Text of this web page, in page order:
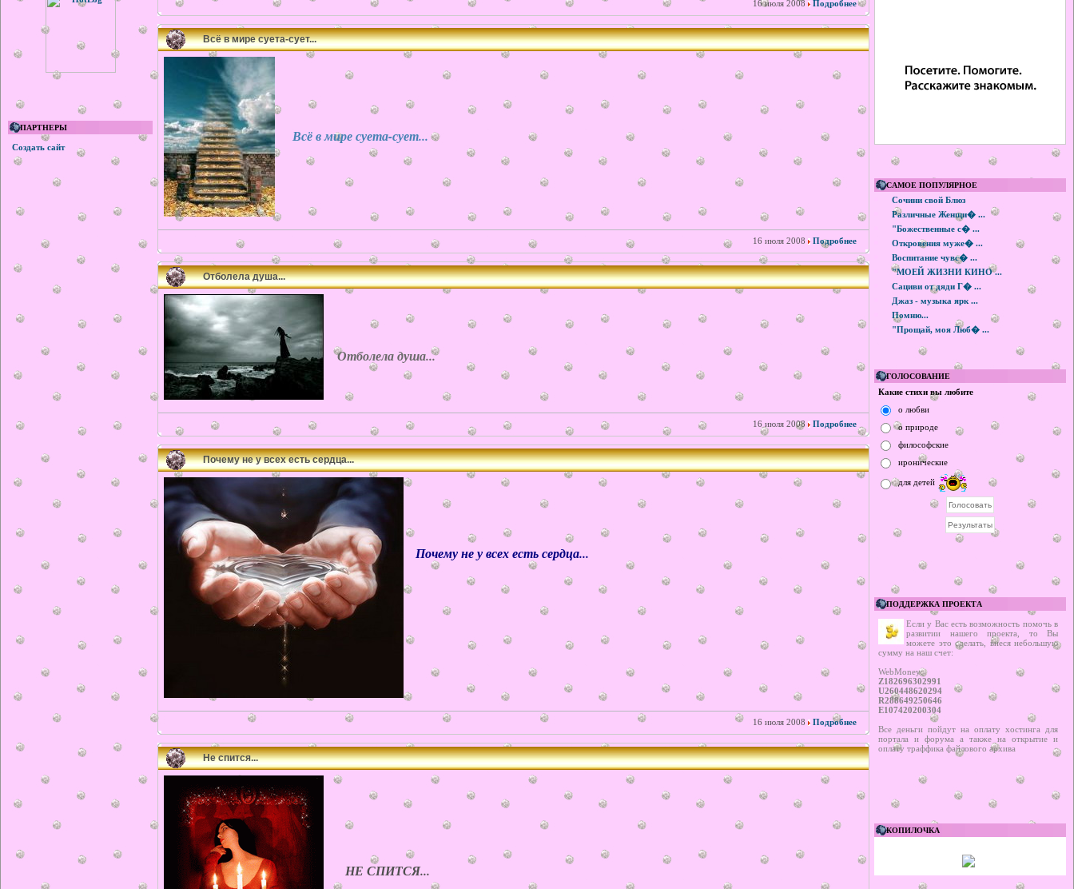
ПАРТНЕРЫ
Создать сайт
16 июля 2008 Подробнее
Всё в мире суета-сует...
Всё в мире суета-сует...
16 июля 2008 Подробнее
Отболела душа...
Отболела душа...
16 июля 2008 Подробнее
Почему не у всех есть сердца...
Почему не у всех есть сердца...
16 июля 2008 Подробнее
Не спится...
НЕ СПИТСЯ...
САМОЕ ПОПУЛЯРНОЕ
Сочини свой Блюз
Различные Женщи� ...
"Божественные с� ...
Откровения муже� ...
Воспитание чувс� ...
"МОЕЙ ЖИЗНИ КИНО ...
Сациви от дяди Г� ...
Джаз - музыка ярк ...
Помню...
"Прощай, моя Люб� ...
ГОЛОСОВАНИЕ
Какие стихи вы любите
о любви
о природе
философские
иронические
для детей
ПОДДЕРЖКА ПРОЕКТА
Если у Вас есть возможность помочь в
развитии нашего проекта, то Вы
можете это сделать, внеся небольшую
сумму на наш счет:
WebMoney:
Z182696302991
U260448620294
R288649250646
E107420200304
Все деньги пойдут на оплату хостинга для
портала и форума а также на открытие и
оплату траффика файлового архива
КОПИЛОЧКА